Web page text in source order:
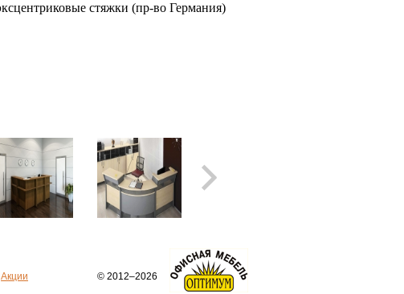
стяжки (пр-во Германия)
Акции © 2012–2026